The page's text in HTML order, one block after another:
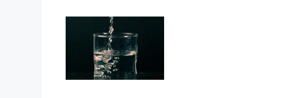
product
multiple
variants.
The